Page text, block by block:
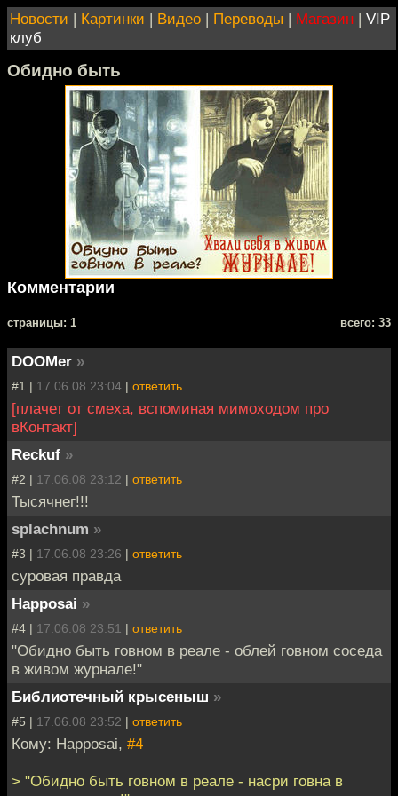
Новости | Картинки | Видео | Переводы | Магазин | VIP
клуб
Обидно быть
Комментарии
cтраницы: 1 всего: 33
DOOMer »
#1 | 17.06.08 23:04 | ответить
[плачет от смеха, вспоминая мимоходом про
вКонтакт]
Reckuf »
#2 | 17.06.08 23:12 | ответить
Тысячнег!!!
splachnum »
#3 | 17.06.08 23:26 | ответить
суровая правда
Happosai »
#4 | 17.06.08 23:51 | ответить
"Обидно быть говном в реале - облей говном соседа
в живом журнале!"
Библиотечный крысеныш »
#5 | 17.06.08 23:52 | ответить
Кому: Happosai, #4
> "Обидно быть говном в реале - насри говна в